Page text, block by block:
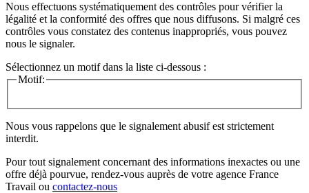
Nous effectuons systématiquement des contrôles pour vérifier la
légalité et la conformité des offres que nous diffusons. Si malgré ces
contrôles vous constatez des contenus inappropriés, vous pouvez
nous le signaler.
Sélectionnez un motif dans la liste ci-dessous :
Motif:
Nous vous rappelons que le signalement abusif est strictement
interdit.
Pour tout signalement concernant des informations inexactes ou une
offre déjà pourvue, rendez-vous auprès de votre agence France
Travail ou contactez-nous